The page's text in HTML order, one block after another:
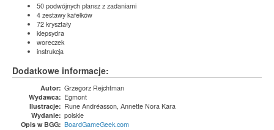
50 podwójnych plansz z zadaniami
4 zestawy kafelków
72 kryształy
klepsydra
woreczek
instrukcja
Dodatkowe informacje:
Autor: Grzegorz Rejchtman
Wydawca: Egmont
Ilustracje: Rune Andréasson, Annette Nora Kara
Wydanie: polskie
Opis w BGG: BoardGameGeek.com